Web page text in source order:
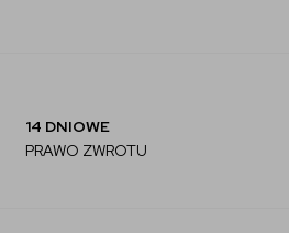
14 DNIOWE
PRAWO ZWROTU